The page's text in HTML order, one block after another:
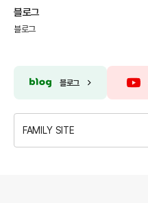
블로그
블로그
블로그
FAMILY SITE